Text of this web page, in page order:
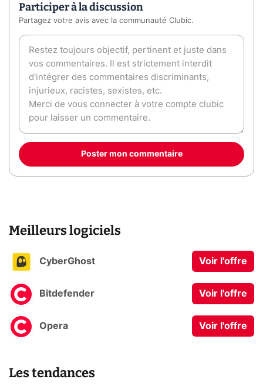
Participer à la discussion
Partagez votre avis avec la communauté Clubic.
Poster mon commentaire
Meilleurs logiciels
CyberGhost Voir l'offre
Bitdefender Voir l'offre
Opera Voir l'offre
Les tendances